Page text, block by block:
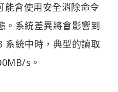
能會使用安全消除命令
。系統差異將會影響到
系統中時，典型的讀取
s。